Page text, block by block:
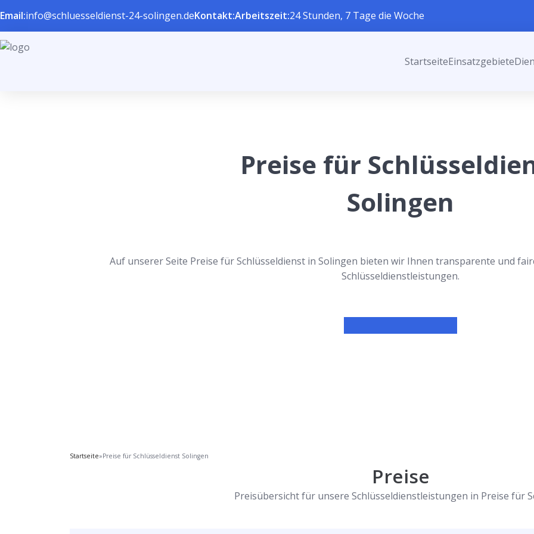
Email:info@schluesseldienst-24-solingen.deKontakt:Arbeitszeit:24 Stunden, 7 Tage die Woche
StartseiteEinsatzgebiete
Preise für
Solingen
Auf unserer Seite Preise für Schlüsseldienst in Solingen bieten wir Ihnen transparente und
Schlüsseldienstleistungen.
Startseite»Preise für Schlüsseldienst Solingen
Preise
Preisübersicht für unsere Schlüsseldienstleistungen in Preise für